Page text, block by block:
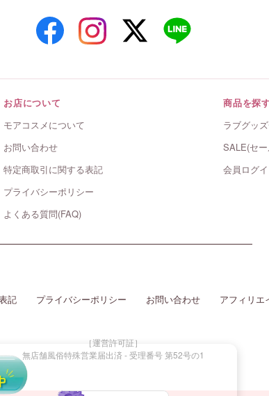
お店について
モアコスメについて
お問い合わせ
特定商取引に関する表記
プライバシーポリシー
よくある質問(FAQ)
商品を探
ラブグッ
SALE(セ
会員ログ
記 プライバシーポリシー お問い合わせ アフィリエ
［運営許可証］
無店舗風俗特殊営業届出済 - 受理番号 第52号の1